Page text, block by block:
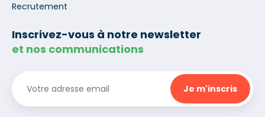
Recrutement
Inscrivez-vous à notre newsletter
et nos communications